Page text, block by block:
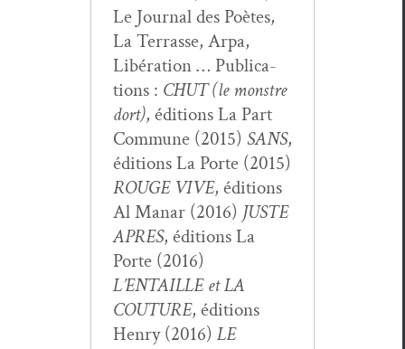
Le Jour­nal des Poètes,
La Ter­rasse, Arpa,
Libéra­tion … Pub­li­ca­
tions : CHUT (le mon­stre
dort), édi­tions La Part
Com­mune (2015) SANS,
édi­tions La Porte (2015)
ROUGE VIVE, édi­tions
Al Man­ar (2016) JUSTE
APRES, édi­tions La
Porte (2016)
L’ENTAILLE et LA
COUTURE, édi­tions
Hen­ry (2016) LE